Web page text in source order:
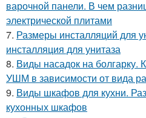
варочной панели. В чем
электрической плитами
7. Размеры инсталляций для
инсталляция для унитаза
8. Виды насадок на болгарку.
УШМ в зависимости от вида
9. Виды шкафов для кухни.
кухонных шкафов